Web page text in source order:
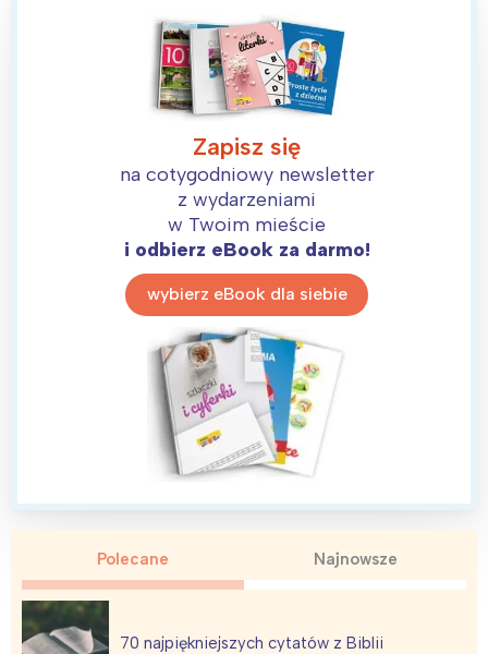
Zapisz się
na cotygodniowy newsletter
z wydarzeniami
w Twoim mieście
i odbierz eBook za darmo!
wybierz eBook dla siebie
Polecane Najnowsze
70 najpiękniejszych cytatów z Biblii